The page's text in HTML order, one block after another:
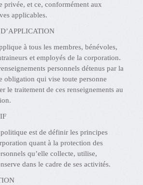
privée, et ce, conformément aux
applicables.
à tous les membres, bénévoles,
et employés de la corporation.
personnels détenus par la
obligation qui vise toute personne
le traitement de ces renseignements au
est de définir les principes
quant à la protection des
qu’elle collecte, utilise,
dans le cadre de ses activités.